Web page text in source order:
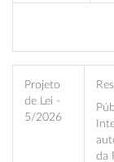
Projeto
de Lei -
5/2026
da